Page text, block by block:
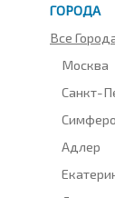
ГОРОДА
Все
Москва
Санкт-
Адлер